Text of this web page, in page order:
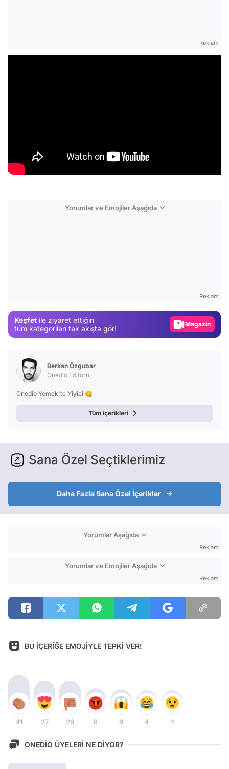
Reklam
Yorumlar ve Emojiler Aşağıda
Reklam
Keşfet ile ziyaret ettiğin
tüm kategorileri tek akışta gör!
Magazin
Berkan Özgubar
Onedio Editörü
Onedio Yemek'te Yiyici 😋
Tüm içerikleri
Sana Özel Seçtiklerimiz
Daha Fazla Sana Özel İçerikler
Yorumlar Aşağıda
Reklam
Yorumlar ve Emojiler Aşağıda
Reklam
BU İÇERİĞE EMOJİYLE TEPKİ VER!
41 27 26 8 6 4 4
ONEDİO ÜYELERİ NE DİYOR?